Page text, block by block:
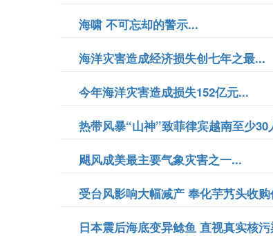
海啸 不可忘却的警示...
海洋灾害造成经济损失创七年之最...
今年海洋灾害造成损失152亿元...
热带风暴“山神”致菲律宾越南至少30
飓风成美最主要气象灾害之一...
受台风影响大幅减产 奉化芋艿头收
日本震后海底变异鲶鱼 直视真实核